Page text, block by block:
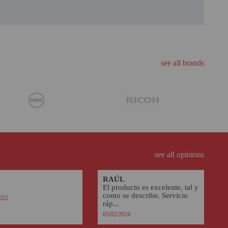
see all brands
see all opinions
RAÚL
El producto es excelente, tal y
como se describe. Servicio
ráp...
05/02/2024